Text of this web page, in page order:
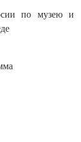
по музею и